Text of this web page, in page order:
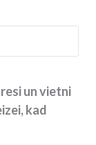
un vietni
kad